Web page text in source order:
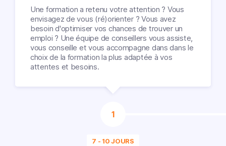
Une formation a retenu votre attention ? Vous
envisagez de vous (ré)orienter ? Vous avez
besoin d'optimiser vos chances de trouver un
emploi ? Une équipe de conseillers vous assiste,
vous conseille et vous accompagne dans dans le
choix de la formation la plus adaptée à vos
attentes et besoins.
1
7 - 10 JOURS